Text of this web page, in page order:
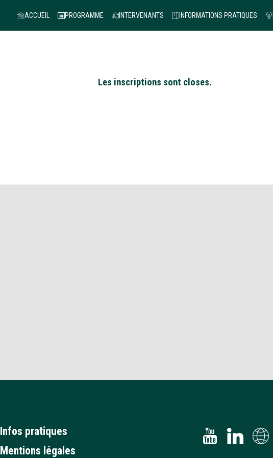
ACCUEIL PROGRAMME INTERVENANTS INFORMATIONS PRATIQUES
Les inscriptions sont closes.
Infos pratiques
Mentions légales